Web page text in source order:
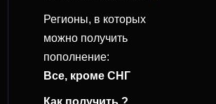
Регионы, в которых
можно получить
пополнение:
Все, кроме СНГ